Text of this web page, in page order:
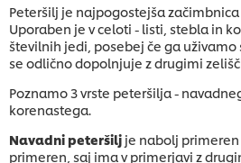
Peteršilj je najpogostejša
Uporaben je v celoti - listi, stebla in
številnih jedi, posebej če ga uživamo
se odlično dopolnjuje z drugimi
Poznamo 3 vrste peteršilja -
korenastega.
Navadni peteršilj je nabolj primeren
primeren, saj ima v primerjavi z